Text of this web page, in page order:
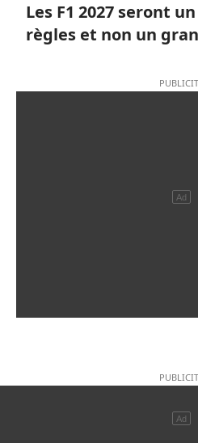
Les F1 2027 seront
règles et non un